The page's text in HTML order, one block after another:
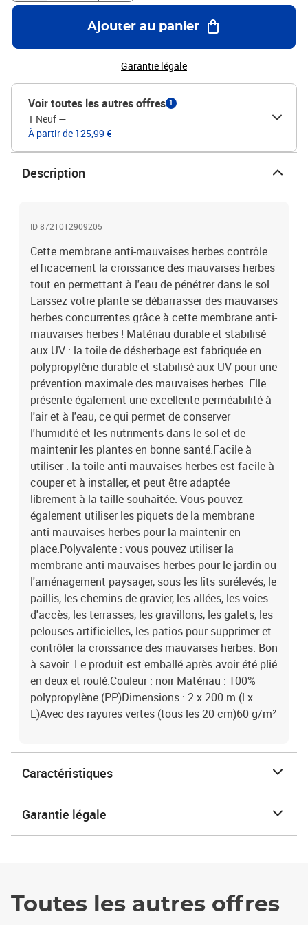
anti-mauvaises herbes pour le jardin ou l'aménagement paysager,
sous les lits surélevés, le paillis, les chemins de gravier, les allées,
les voies d'accès, les terrasses, les gravillons, les galets, les
pelouses artificielles, les patios pour supprimer et contrôler la
croissance des mauvaises herbes. Bon à savoir :Le produit est
Matériau : 100% polypropylène (PP)Dimensions : 2 x 200 m (l x
L)Avec des rayures vertes (tous les 20 cm)60 g/m²
Ajouter au panier
Garantie légale
Voir toutes les autres offres 1
1 Neuf —
À partir de 125,99 €
Description
ID 8721012909205
Cette membrane anti-mauvaises herbes contrôle
efficacement la croissance des mauvaises herbes
tout en permettant à l'eau de pénétrer dans le sol.
Laissez votre plante se débarrasser des mauvaises
herbes concurrentes grâce à cette membrane anti-
mauvaises herbes ! Matériau durable et stabilisé
aux UV : la toile de désherbage est fabriquée en
polypropylène durable et stabilisé aux UV pour une
prévention maximale des mauvaises herbes. Elle
présente également une excellente perméabilité à
l'air et à l'eau, ce qui permet de conserver
l'humidité et les nutriments dans le sol et de
maintenir les plantes en bonne santé.Facile à
utiliser : la toile anti-mauvaises herbes est facile à
couper et à installer, et peut être adaptée
librement à la taille souhaitée. Vous pouvez
également utiliser les piquets de la membrane
anti-mauvaises herbes pour la maintenir en
place.Polyvalente : vous pouvez utiliser la
membrane anti-mauvaises herbes pour le jardin ou
l'aménagement paysager, sous les lits surélevés, le
paillis, les chemins de gravier, les allées, les voies
d'accès, les terrasses, les gravillons, les galets, les
pelouses artificielles, les patios pour supprimer et
contrôler la croissance des mauvaises herbes. Bon
à savoir :Le produit est emballé après avoir été plié
en deux et roulé.Couleur : noir Matériau : 100%
polypropylène (PP)Dimensions : 2 x 200 m (l x
L)Avec des rayures vertes (tous les 20 cm)60 g/m²
Caractéristiques
Garantie légale
Toutes les autres offres